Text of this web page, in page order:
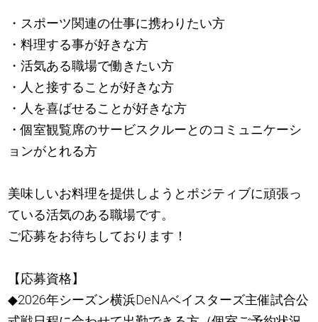
・スポーツ関連の仕事に携わりたい方
・料理する事が好きな方
・活気ある職場で働きたい方
・人と接することが好きな方
・人を喜ばせることが好きな方
・個室観覧席のサービスクルーとのコミュニケーシ
ョンがとれる方
美味しいお料理を提供しようとポジティブに頑張っ
ている活気のある職場です。
ご応募をお待ちしております！
【応募資格】
◆2026年シーズン横浜DeNAベイスターズ主催試合公